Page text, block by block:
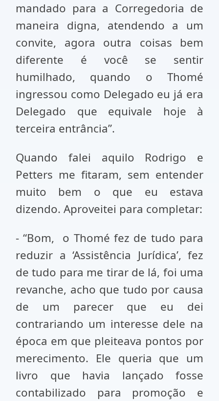
mandado para a Corregedoria de
maneira digna, atendendo a um
convite, agora outra coisas bem
diferente é você se sentir
humilhado, quando o Thomé
ingressou como Delegado eu já era
Delegado que equivale hoje à
terceira entrância”.
Quando falei aquilo Rodrigo e
Petters me fitaram, sem entender
muito bem o que eu estava
dizendo. Aproveitei para completar:
- “Bom, o Thomé fez de tudo para
reduzir a ‘Assistência Jurídica’, fez
de tudo para me tirar de lá, foi uma
revanche, acho que tudo por causa
de um parecer que eu dei
contrariando um interesse dele na
época em que pleiteava pontos por
merecimento. Ele queria que um
livro que havia lançado fosse
contabilizado para promoção e